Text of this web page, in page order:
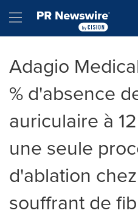
Hamburger menu
Adagio
% d'absence
auriculaire à
une seule
d'ablation
souffrant de